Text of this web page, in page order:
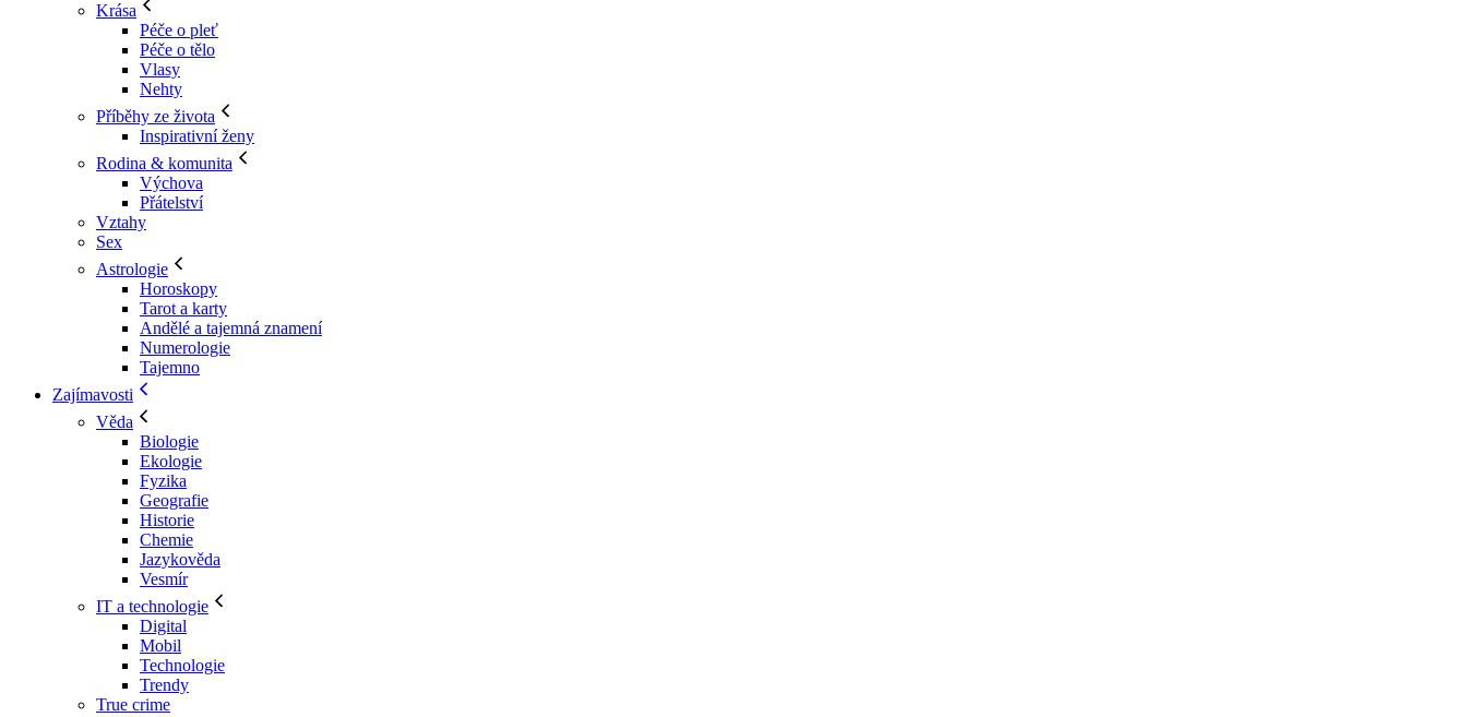
Krása
Péče o pleť
Péče o tělo
Vlasy
Nehty
Příběhy ze života
Inspirativní ženy
Rodina & komunita
Výchova
Přátelství
Vztahy
Sex
Astrologie
Horoskopy
Tarot a karty
Andělé a tajemná znamení
Numerologie
Tajemno
Zajímavosti
Věda
Biologie
Ekologie
Fyzika
Geografie
Historie
Chemie
Jazykověda
Vesmír
IT a technologie
Digital
Mobil
Technologie
Trendy
True crime